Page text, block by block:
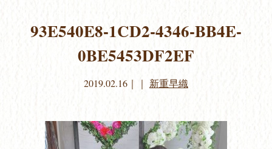
93E540E8-1CD2-4346-BB4E-
0BE5453DF2EF
2019.02.16 ｜｜ 新重早織